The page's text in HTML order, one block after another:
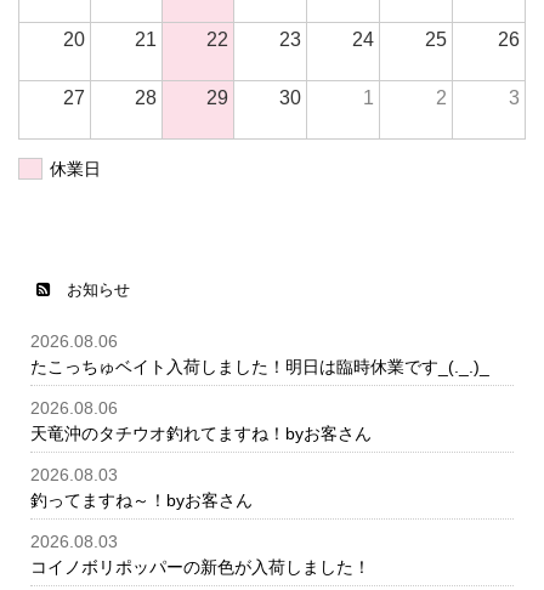
20 21 22 23 24 25 26
27 28 29 30 1 2 3
休業日
お知らせ
2026.08.06
たこっちゅベイト入荷しました！明日は臨時休業です_(._.)_
2026.08.06
天竜沖のタチウオ釣れてますね！byお客さん
2026.08.03
釣ってますね～！byお客さん
2026.08.03
コイノボリポッパーの新色が入荷しました！